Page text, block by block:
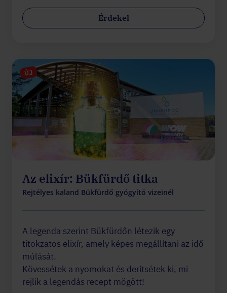
Érdekel
ÚJ
Az elixír: Bükfürdő titka
Rejtélyes kaland Bükfürdő gyógyító vizeinél
A legenda szerint Bükfürdőn létezik egy
titokzatos elixír, amely képes megállítani az idő
múlását.
Kövessétek a nyomokat és derítsétek ki, mi
rejlik a legendás recept mögött!